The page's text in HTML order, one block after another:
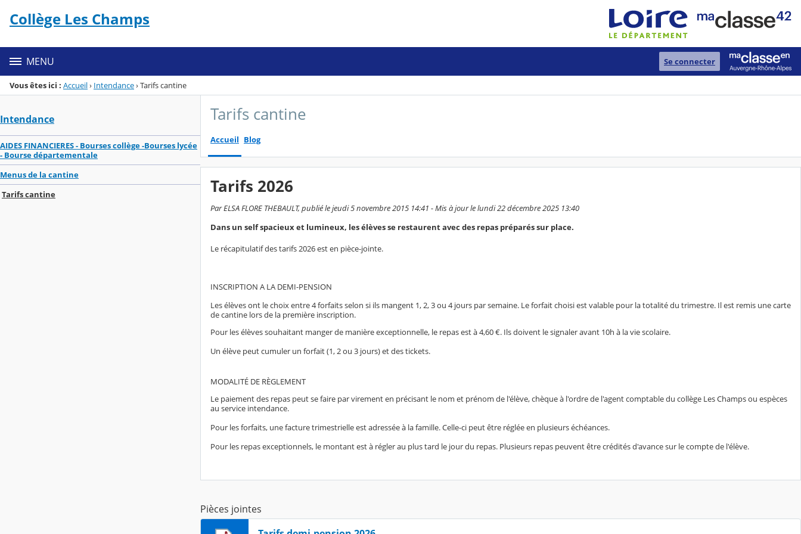
Menu de la rubrique
Contenu
Collège Les Champs
MENU Se connecter
Vous êtes ici : Accueil› Intendance›Tarifs cantine
Intendance
AIDES FINANCIERES - Bourses collège -Bourses lycée
- Bourse départementale
Menus de la cantine
Tarifs cantine
Tarifs cantine
Accueil Blog
Tarifs 2026
Par ELSA FLORE THEBAULT, publié le jeudi 5 novembre 2015 14:41 - Mis à jour le lundi 22 décembre 2025 13:40
Dans un self spacieux et lumineux, les élèves se restaurent avec des repas préparés sur place.
Le récapitulatif des tarifs 2026 est en pièce-jointe.
INSCRIPTION A LA DEMI-PENSION
Les élèves ont le choix entre 4 forfaits selon si ils mangent 1, 2, 3 ou 4 jours par semaine. Le forfait choisi est valable pour la totalité du trimestre. Il est remis une carte
de cantine lors de la première inscription.
Pour les élèves souhaitant manger de manière exceptionnelle, le repas est à 4,60 €. Ils doivent le signaler avant 10h à la vie scolaire.
Un élève peut cumuler un forfait (1, 2 ou 3 jours) et des tickets.
MODALITÉ DE RÈGLEMENT
Le paiement des repas peut se faire par virement en précisant le nom et prénom de l'élève, chèque à l'ordre de l'agent comptable du collège Les Champs ou espèces
au service intendance.
Pour les forfaits, une facture trimestrielle est adressée à la famille. Celle-ci peut être réglée en plusieurs échéances.
Pour les repas exceptionnels, le montant est à régler au plus tard le jour du repas. Plusieurs repas peuvent être crédités d'avance sur le compte de l'élève.
Pièces jointes